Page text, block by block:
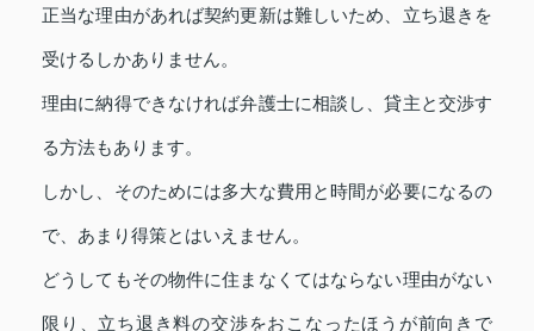
正当な理由があれば契約更新は難しいため、立ち退きを
受けるしかありません。
理由に納得できなければ弁護士に相談し、貸主と交渉す
る方法もあります。
しかし、そのためには多大な費用と時間が必要になるの
で、あまり得策とはいえません。
どうしてもその物件に住まなくてはならない理由がない
限り、立ち退き料の交渉をおこなったほうが前向きで